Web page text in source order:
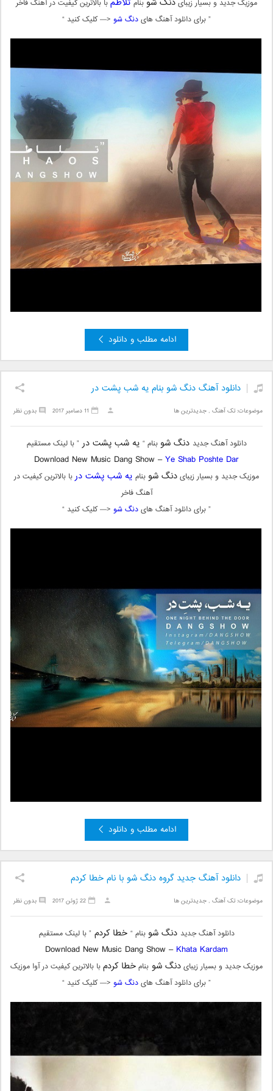
موزیک جدید و بسیار زیبای بنام
با بالاترین کیفیت در آهنگ فاخر
” برای دانلود آهنگ هایدنگ شو <— کلیک کنید “
ادامه مطلب و دانلود
دانلود آهنگ دنگ شو بنام یه شب پشت در
موضوعات:تک آهنگ ,جدیدترین ها بدون نظر 11 دسامبر 2017
دانلود آهنگ جدید دنگ شو بنام “ یه شب پشت در” با لینک مستقیم
Download New Music Dang Show –Ye Shab Poshte Dar
موزیک جدید و بسیار زیبایدنگ شو بنام یه شب پشت دربا بالاترین کیفیت در
آهنگ فاخر
” برای دانلود آهنگ هایدنگ شو <— کلیک کنید “
ادامه مطلب و دانلود
دانلود آهنگ جدید گروه دنگ شو با نام خطا کردم
موضوعات:تک آهنگ ,جدیدترین ها بدون نظر 22 ژوئن 2017
دانلود آهنگ جدید دنگ شو بنام “ خطا کردم” با لینک مستقیم
Download New Music Dang Show – Khata Kardam
موزیک جدید و بسیار زیبایدنگ شو بنامخطا کردمبا بالاترین کیفیت در آوا موزیک
” برای دانلود آهنگ هایدنگ شو <— کلیک کنید “